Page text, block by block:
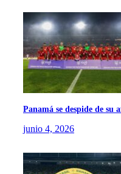
Panamá se despide de
junio 4, 2026